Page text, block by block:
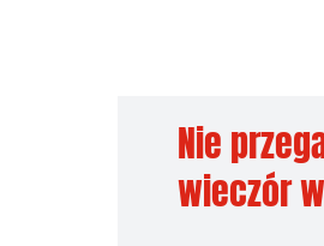
Nie
wieczór